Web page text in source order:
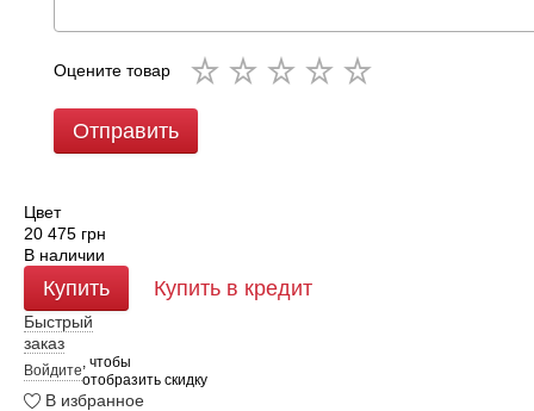
Оцените товар
Отправить
Цвет
20 475 грн
В наличии
Купить Купить в кредит
Быстрый
заказ
Войдите, чтобы
отобразить скидку
В избранное